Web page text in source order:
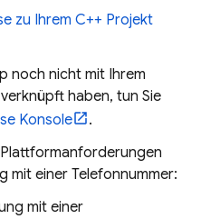
zu Ihrem C++ Projekt
noch nicht mit Ihrem
haben, tun Sie
Konsole
.
mit einer Telefonnummer:
mit einer